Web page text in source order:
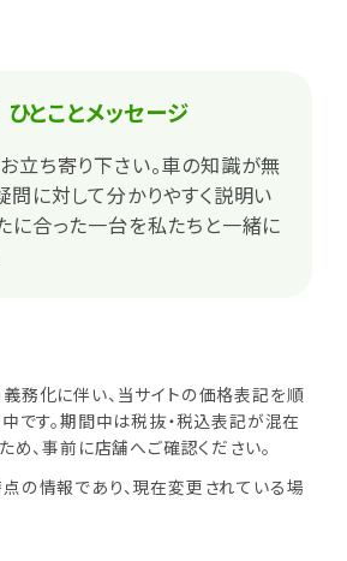
ひとことメッセージ
立ち寄り下さい。車の知識が無
問に対して分かりやすく説明い
に合った一台を私たちと一緒に
務化に伴い、当サイトの価格表記を順
です。期間中は税抜・税込表記が混在
、事前に店舗へご確認ください。
の情報であり、現在変更されている場